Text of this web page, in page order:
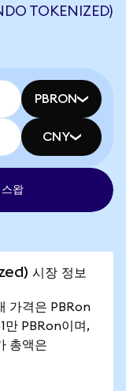
TOKENIZED)
PBRON
CNY
스왑
시장 정보
가격은 PBRon
만 PBRon이며,
총액은